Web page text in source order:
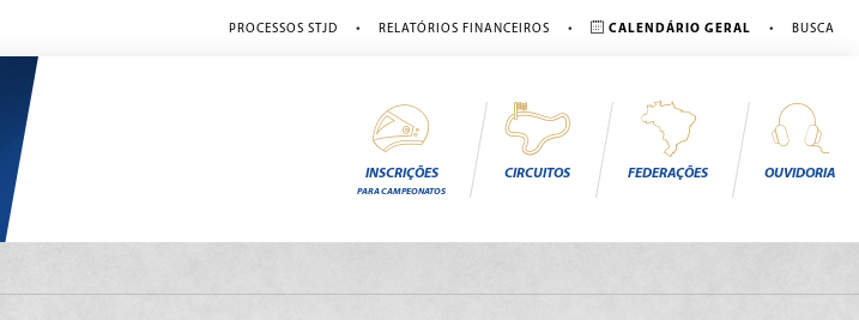
PROCESSOS STJD • RELATÓRIOS FINANCEIROS • CALENDÁRIO GERAL • BUSCA
INSCRIÇÕES
PARA CAMPEONATOS
CIRCUITOS FEDERAÇÕES OUVIDORIA